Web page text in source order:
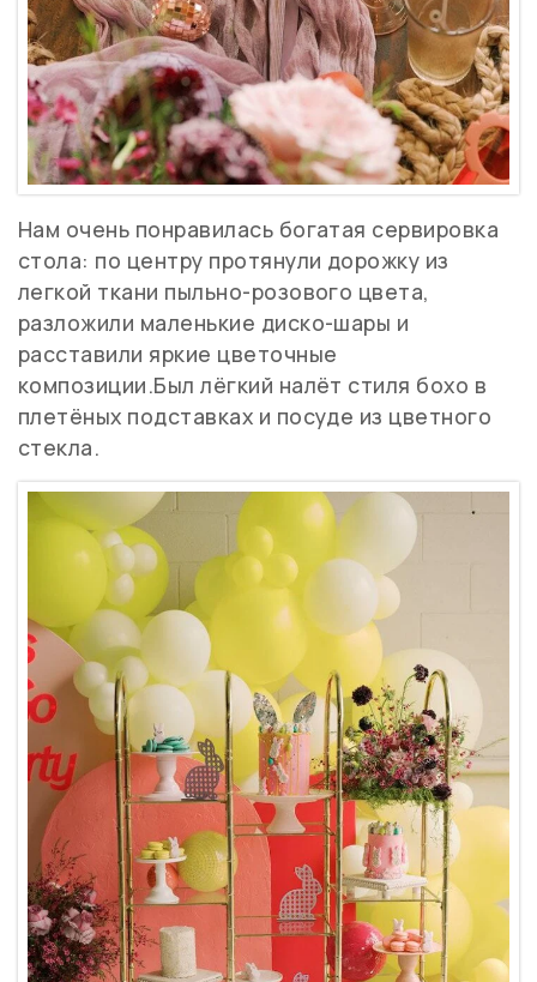
Нам очень понравилась богатая сервировка
стола: по центру протянули дорожку из
легкой ткани пыльно-розового цвета,
разложили маленькие диско-шары и
расставили яркие цветочные
композиции.Был лёгкий налёт стиля бохо в
плетёных подставках и посуде из цветного
стекла.